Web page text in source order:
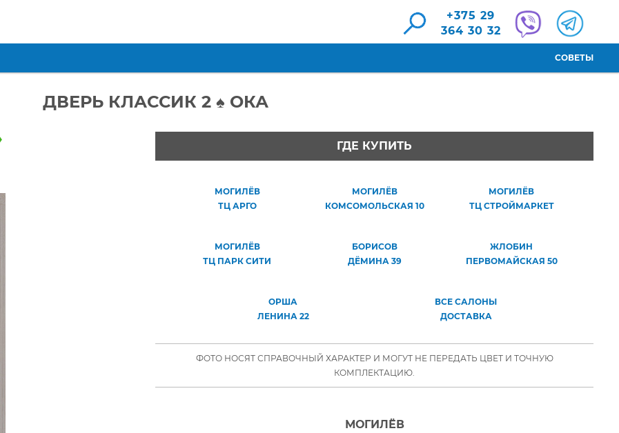
+375 29
364 30 32
СОВЕТЫ
ДВЕРЬ КЛАССИК 2 ♠ ОКА
ГДЕ КУПИТЬ
МОГИЛЁВ
ТЦ АРГО
МОГИЛЁВ
КОМСОМОЛЬСКАЯ 10
МОГИЛЁВ
ТЦ СТРОЙМАРКЕТ
МОГИЛЁВ
ТЦ ПАРК СИТИ
БОРИСОВ
ДЁМИНА 39
ЖЛОБИН
ПЕРВОМАЙСКАЯ 50
ОРША
ЛЕНИНА 22
ВСЕ САЛОНЫ
ДОСТАВКА
ФОТО НОСЯТ СПРАВОЧНЫЙ ХАРАКТЕР И МОГУТ НЕ ПЕРЕДАТЬ ЦВЕТ И ТОЧНУЮ
КОМПЛЕКТАЦИЮ.
МОГИЛЁВ